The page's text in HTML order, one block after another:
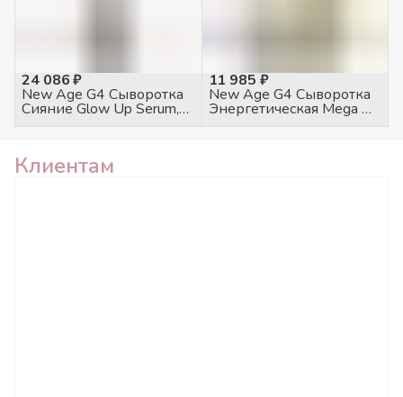
24 086 ₽
New Age G4 Сыворотка
Сияние Glow Up Serum,
11 985 ₽
New Age G4 Сыворотка
Энергетическая Mega Oil,
Клиентам